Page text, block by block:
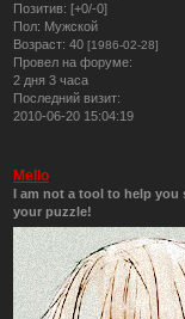
Позитив: [+0/-0]
Пол: Мужской
Возраст: 40 [1986-02-28]
Провел на форуме:
2 дня 3 часа
Последний визит:
2010-06-20 15:04:19
Mello
I am not a tool to help you
your puzzle!